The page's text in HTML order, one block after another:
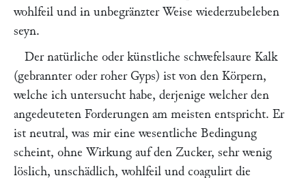
wohlfeil und in unbegränzter Weise wiederzubeleben
seyn.
Der natürliche oder künstliche schwefelsaure Kalk
(gebrannter oder roher Gyps) ist von den Körpern,
welche ich untersucht habe, derjenige welcher den
angedeuteten Forderungen am meisten entspricht. Er
ist neutral, was mir eine wesentliche Bedingung
scheint, ohne Wirkung auf den Zucker, sehr wenig
löslich, unschädlich, wohlfeil und coagulirt die